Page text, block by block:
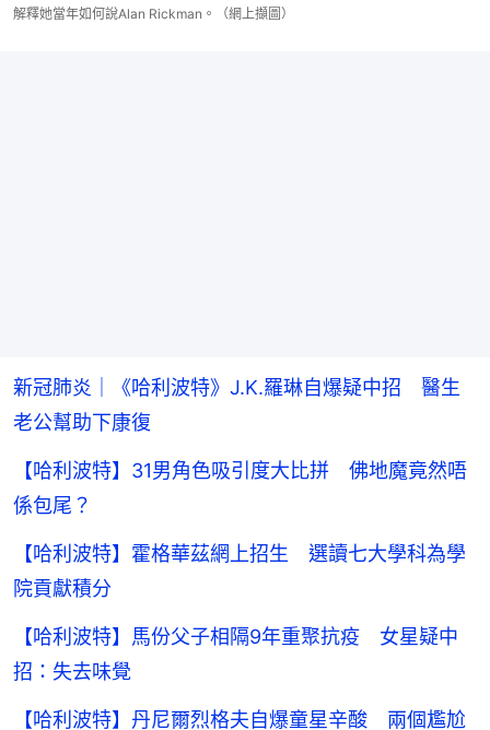
解釋她當年如何說Alan Rickman。（網上擷圖）
新冠肺炎｜《哈利波特》J.K.羅琳自爆疑中招 醫生
老公幫助下康復
【哈利波特】31男角色吸引度大比拼 佛地魔竟然唔
係包尾？
【哈利波特】霍格華茲網上招生 選讀七大學科為學
院貢獻積分
【哈利波特】馬份父子相隔9年重聚抗疫 女星疑中
招：失去味覺
【哈利波特】丹尼爾烈格夫自爆童星辛酸 兩個尷尬